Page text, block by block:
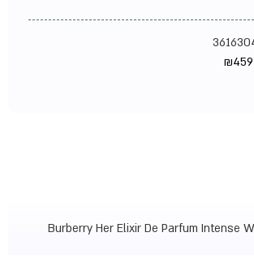
₪
Burberry Her Elixir De Parfum Intense